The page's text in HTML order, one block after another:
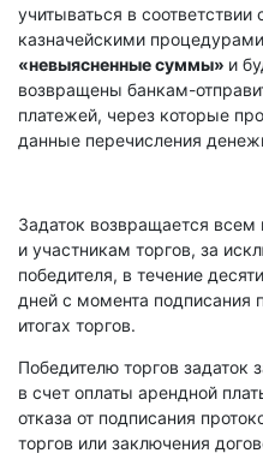
учитываться в соответствии
казначейскими
«невыясненные суммы» и
возвращены банкам-
платежей, через которые
данные перечисления
Задаток возвращается всем
и участникам торгов, за
победителя, в течение
дней с момента подписания
итогах торгов.
Победителю торгов задаток
в счет оплаты арендной
отказа от подписания
торгов или заключения